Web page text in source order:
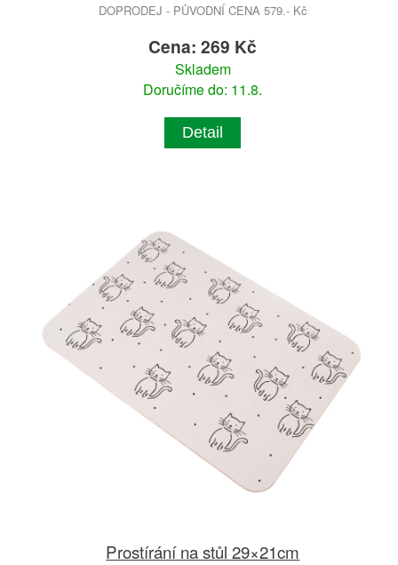
DOPRODEJ - PŮVODNÍ CENA 579.- Kč
Cena: 269 Kč
Skladem
Doručíme do: 11.8.
Detail
Prostírání na stůl 29×21cm